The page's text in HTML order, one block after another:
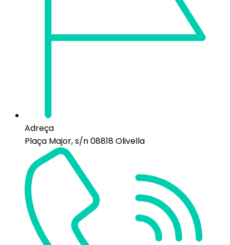
Adreça
Plaça Major, s/n 08818 Olivella